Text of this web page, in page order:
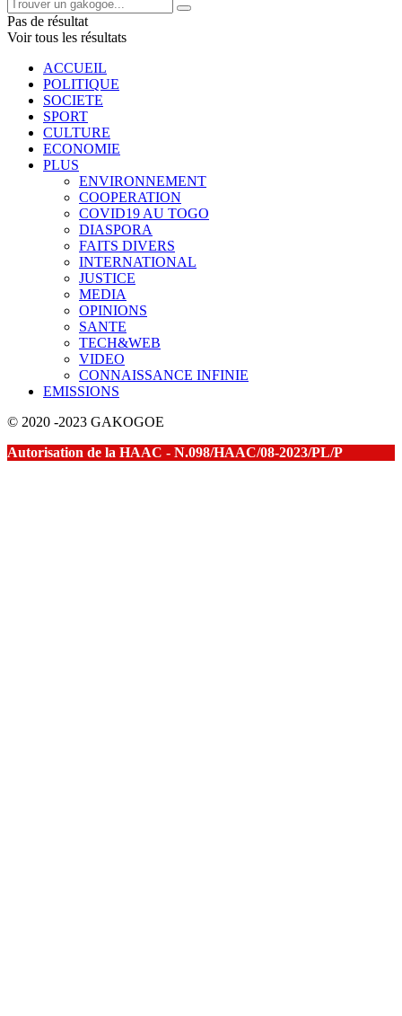
Pas de résultat
Voir tous les résultats
ACCUEIL
POLITIQUE
SOCIETE
SPORT
CULTURE
ECONOMIE
PLUS
ENVIRONNEMENT
COOPERATION
COVID19 AU TOGO
DIASPORA
FAITS DIVERS
INTERNATIONAL
JUSTICE
MEDIA
OPINIONS
SANTE
TECH&WEB
VIDEO
CONNAISSANCE INFINIE
EMISSIONS
© 2020 -2023 GAKOGOE
Autorisation de la HAAC - N.098/HAAC/08-2023/PL/P